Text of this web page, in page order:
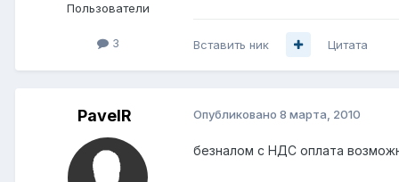
Пользователи
3 Вставить ник Цитата
PavelR Опубликовано 8 марта, 2010
безналом с НДС оплата